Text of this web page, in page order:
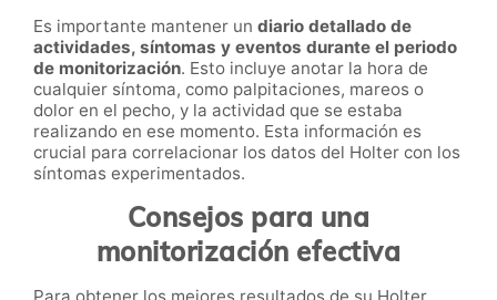
Es importante mantener un diario detallado de
actividades, síntomas y eventos durante el periodo
de monitorización. Esto incluye anotar la hora de
cualquier síntoma, como palpitaciones, mareos o
dolor en el pecho, y la actividad que se estaba
realizando en ese momento. Esta información es
crucial para correlacionar los datos del Holter con los
síntomas experimentados.
Consejos para una
monitorización efectiva